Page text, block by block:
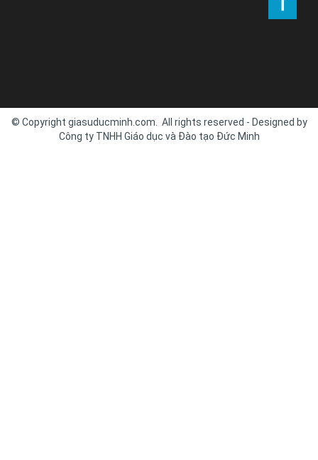
© Copyright giasuducminh.com. All rights reserved - Designed by
Công ty TNHH Giáo dục và Đào tạo Đức Minh